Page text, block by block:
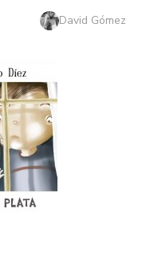
Autor
David Gómez